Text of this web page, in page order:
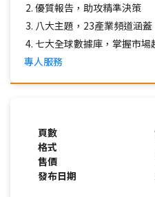
優質報告，助攻精準決策
八大主題，23產業頻道涵蓋
七大全球數據庫，掌握市場
專人服務
頁數
格式
售價
發布日期